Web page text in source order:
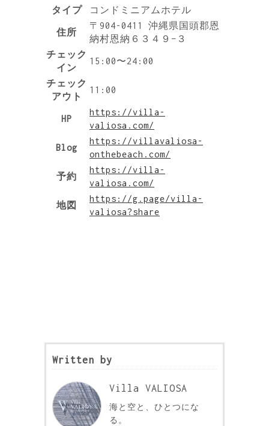
タイプ
コンドミニアムホテル
住所
〒904-0411 沖縄県国頭郡恩
納村恩納６３４９−３
チェック
イン
15:00〜24:00
チェック
アウト
11:00
HP
https://villa-
valiosa.com/
Blog
https://villavaliosa-
onthebeach.com/
予約
https://villa-
valiosa.com/
地図
https://g.page/villa-
valiosa?share
Written by
Villa VALIOSA
海と空と、ひとつにな
る。